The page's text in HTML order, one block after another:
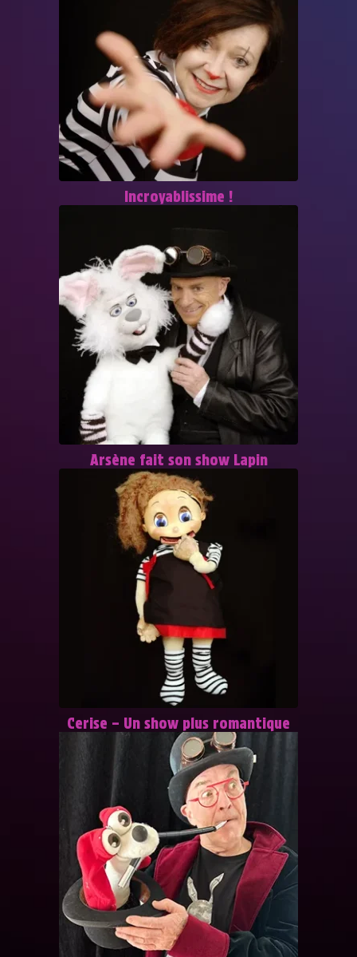
Incroyablissime !
Arsène fait son show Lapin
Cerise – Un show plus romantique